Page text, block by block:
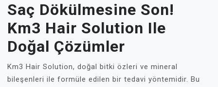
Saç Dökülmesine Son!
Km3 Hair Solution Ile
Doğal Çözümler
Km3 Hair Solution, doğal bitki özleri ve mineral
bileşenleri ile formüle edilen bir tedavi yöntemidir. Bu